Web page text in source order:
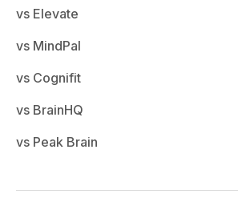
vs Elevate
vs MindPal
vs Cognifit
vs BrainHQ
vs Peak Brain